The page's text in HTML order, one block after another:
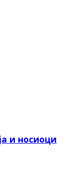
и носиоци